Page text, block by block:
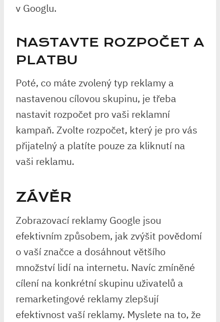
v Googlu.
NASTAVTE ROZPOČET A
PLATBU
Poté, co máte zvolený typ reklamy a
nastavenou cílovou skupinu, je třeba
nastavit rozpočet pro vaši reklamní
kampaň. Zvolte rozpočet, který je pro vás
přijatelný a platíte pouze za kliknutí na
vaši reklamu.
ZÁVĚR
Zobrazovací reklamy Google jsou
efektivním způsobem, jak zvýšit povědomí
o vaší značce a dosáhnout většího
množství lidí na internetu. Navíc zmíněné
cílení na konkrétní skupinu uživatelů a
remarketingové reklamy zlepšují
efektivnost vaší reklamy. Myslete na to, že